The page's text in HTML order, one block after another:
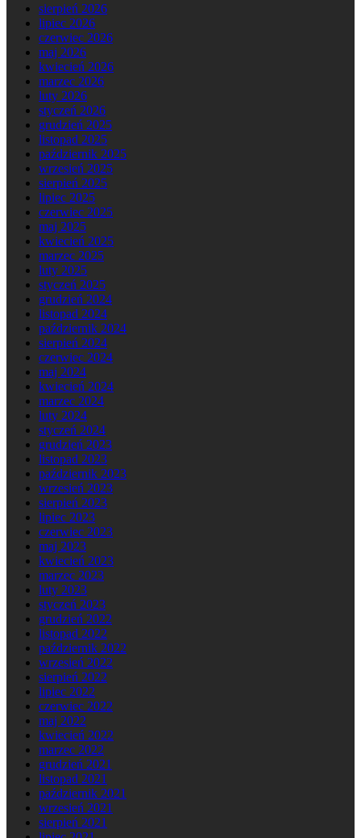
sierpień 2026
lipiec 2026
czerwiec 2026
maj 2026
kwiecień 2026
marzec 2026
luty 2026
styczeń 2026
grudzień 2025
listopad 2025
październik 2025
wrzesień 2025
sierpień 2025
lipiec 2025
czerwiec 2025
maj 2025
kwiecień 2025
marzec 2025
luty 2025
styczeń 2025
grudzień 2024
listopad 2024
październik 2024
sierpień 2024
czerwiec 2024
maj 2024
kwiecień 2024
marzec 2024
luty 2024
styczeń 2024
grudzień 2023
listopad 2023
październik 2023
wrzesień 2023
sierpień 2023
lipiec 2023
czerwiec 2023
maj 2023
kwiecień 2023
marzec 2023
luty 2023
styczeń 2023
grudzień 2022
listopad 2022
październik 2022
wrzesień 2022
sierpień 2022
lipiec 2022
czerwiec 2022
maj 2022
kwiecień 2022
marzec 2022
grudzień 2021
listopad 2021
październik 2021
wrzesień 2021
sierpień 2021